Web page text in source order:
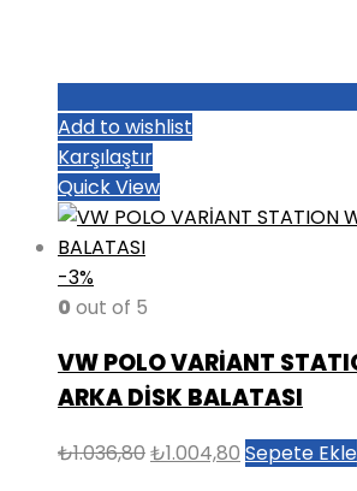
Add to wishlist
Karşılaştır
Quick View
-3%
0 out of 5
VW POLO VARİANT
ARKA DİSK BALATASI
₺1.036,80Orijinal
₺1.004,80 Şu
Sepete Ekle